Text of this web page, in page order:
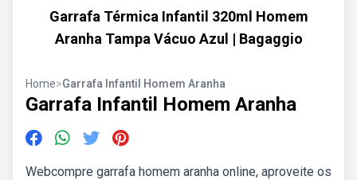
Garrafa Térmica Infantil 320ml Homem
Aranha Tampa Vácuo Azul | Bagaggio
Home>Garrafa Infantil Homem Aranha
Garrafa Infantil Homem Aranha
Webcompre garrafa homem aranha online, aproveite os